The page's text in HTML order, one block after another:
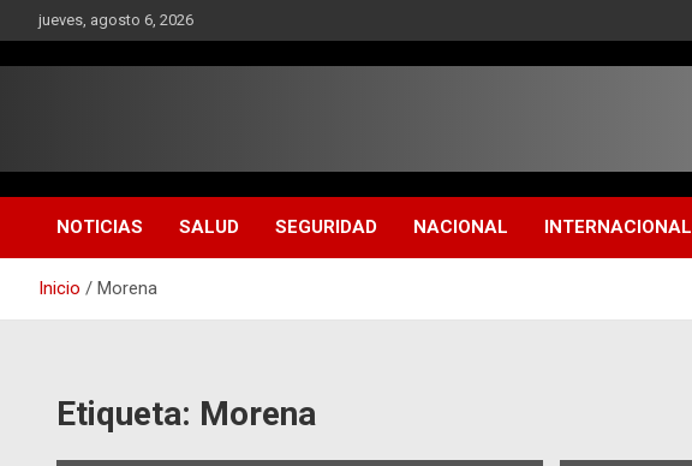
Saltar
al
contenido
jueves, agosto 6, 2026
NOTICIAS SALUD SEGURIDAD NACIONAL INTERNACIONAL
Inicio Morena
Etiqueta: Morena